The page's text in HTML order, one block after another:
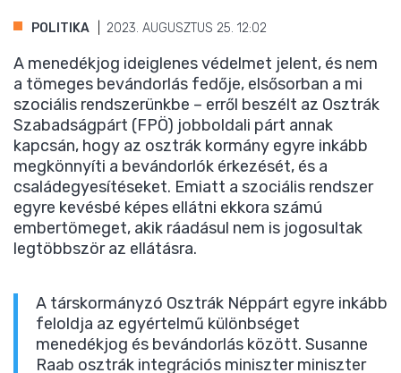
POLITIKA 2023. AUGUSZTUS 25. 12:02
A menedékjog ideiglenes védelmet jelent, és nem
a tömeges bevándorlás fedője, elsősorban a mi
szociális rendszerünkbe – erről beszélt az Osztrák
Szabadságpárt (FPÖ) jobboldali párt annak
kapcsán, hogy az osztrák kormány egyre inkább
megkönnyíti a bevándorlók érkezését, és a
családegyesítéseket. Emiatt a szociális rendszer
egyre kevésbé képes ellátni ekkora számú
embertömeget, akik ráadásul nem is jogosultak
legtöbbször az ellátásra.
A társkormányzó Osztrák Néppárt egyre inkább
feloldja az egyértelmű különbséget
menedékjog és bevándorlás között. Susanne
Raab osztrák integrációs miniszter miniszter